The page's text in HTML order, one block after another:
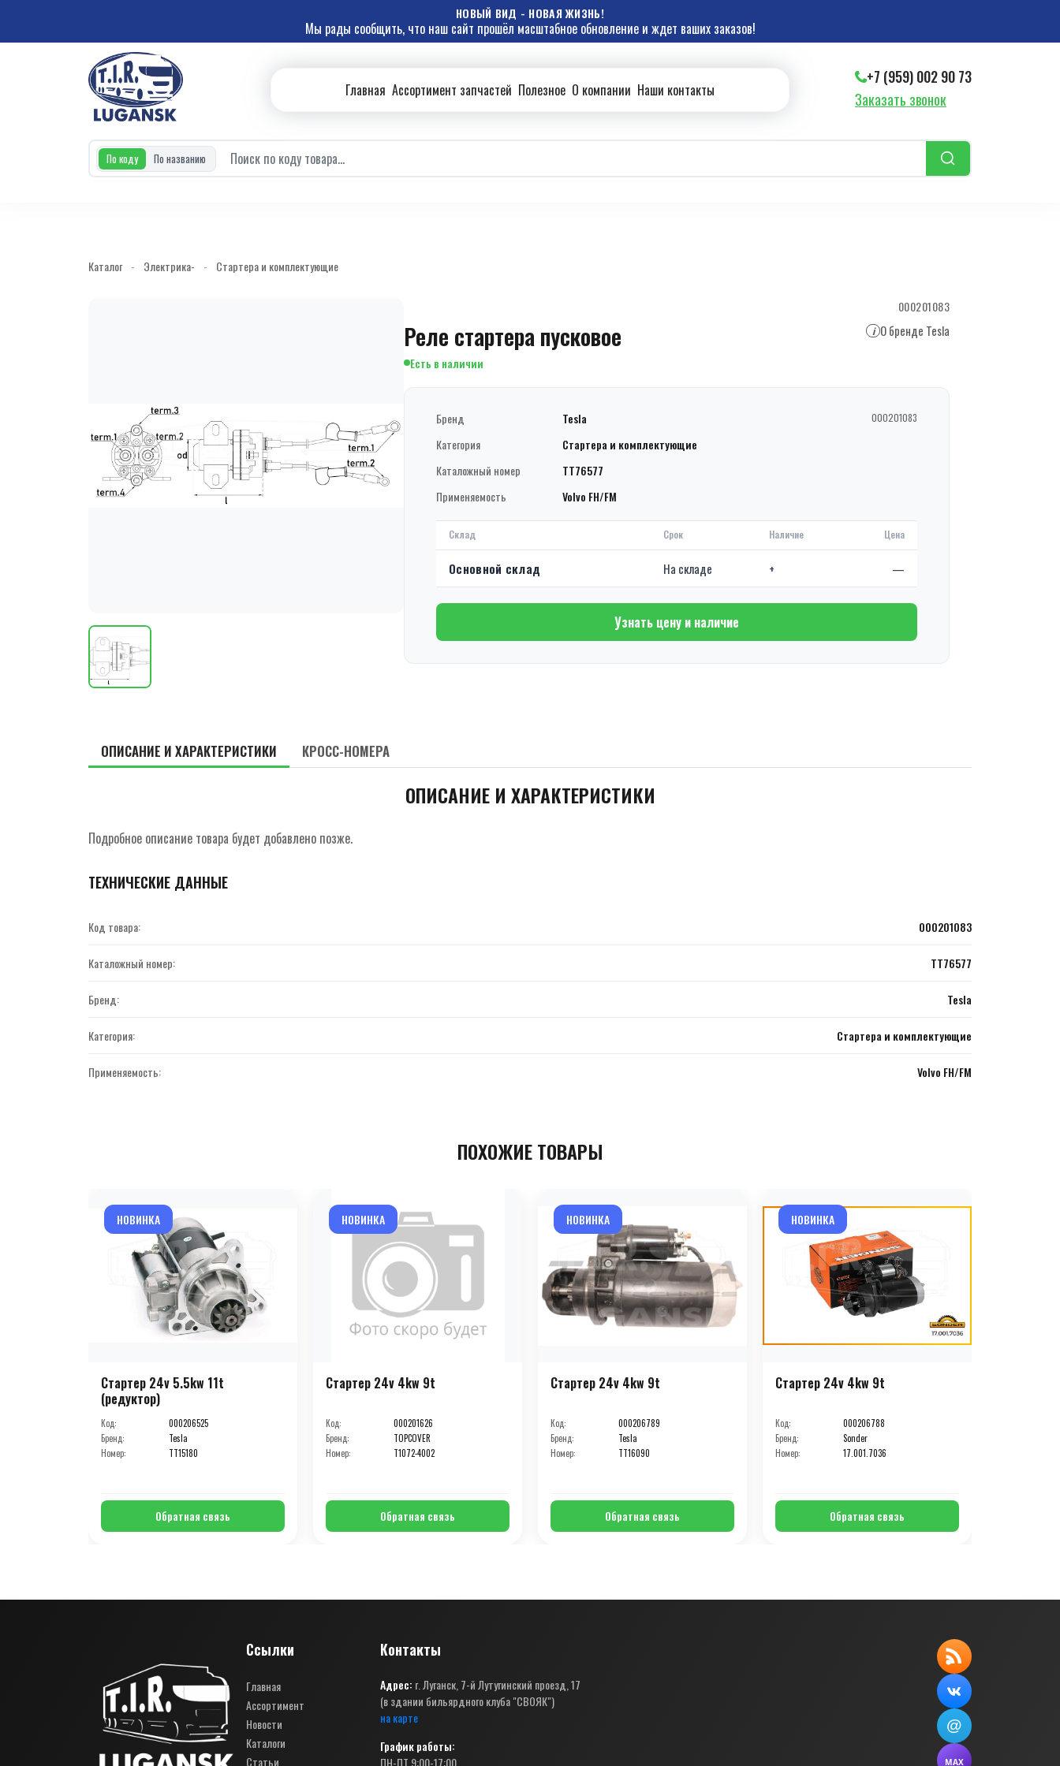
НОВЫЙ ВИД - НОВАЯ ЖИЗНЬ!
Мы рады сообщить, что наш сайт прошёл масштабное обновление и ждет ваших заказов!
Главная Ассортимент запчастей Полезное О компании Наши контакты
+7 (959) 002 90 73
Заказать звонок
По коду По названию
Каталог - Электрика- - Стартера и комплектующие
000201083
Реле стартера пусковое i О бренде Tesla
Есть в наличии
Бренд Tesla 000201083
Категория
Стартера и комплектующие
Каталожный номер
TT76577
Применяемость
Volvo FH/FM
Склад Срок Наличие Цена
Основной склад На складе + —
Узнать цену и наличие
ОПИСАНИЕ И ХАРАКТЕРИСТИКИ КРОСС-НОМЕРА
ОПИСАНИЕ И ХАРАКТЕРИСТИКИ
Подробное описание товара будет добавлено позже.
ТЕХНИЧЕСКИЕ ДАННЫЕ
Код товара: 000201083
Каталожный номер: TT76577
Бренд: Tesla
Категория: Стартера и комплектующие
Применяемость: Volvo FH/FM
ПОХОЖИЕ ТОВАРЫ
НОВИНКА
Стартер 24v 5.5kw 11t
(редуктор)
Код:
000206525
Бренд:
Tesla
Номер:
TT15180
Обратная связь
НОВИНКА
Стартер 24v 4kw 9t
Код:
000201626
Бренд:
TOPCOVER
Номер:
T1072-4002
Обратная связь
НОВИНКА
Стартер 24v 4kw 9t
Код:
000206789
Бренд:
Tesla
Номер:
TT16090
Обратная связь
НОВИНКА
Стартер 24v 4kw 9t
Код:
000206788
Бренд:
Sonder
Номер:
17.001.7036
Обратная связь
Ссылки
Главная
Ассортимент
Новости
Каталоги
Статьи
Контакты
Адрес: г. Луганск, 7-й Лутугинский проезд, 17
(в здании бильярдного клуба "СВОЯК")
на карте
График работы:
ПН-ПТ 9:00-17:00